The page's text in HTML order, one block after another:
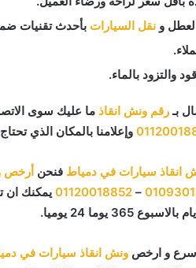
و نقل السيارات بأحدث تقنيات
والتزود بالماء.
بـرقم ونش انقاذ ما عليك سوى
وإعلامنا بالمكان الذي تحتاج
انقاذ سيارات في دمياط فنحن أرخص
–
01120018852 يمكنك ان
اسرع و ارخص ونش انقاذ سيارات في